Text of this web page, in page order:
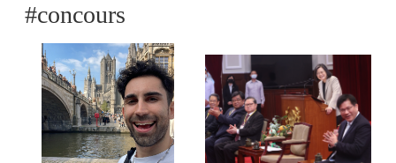
#concours